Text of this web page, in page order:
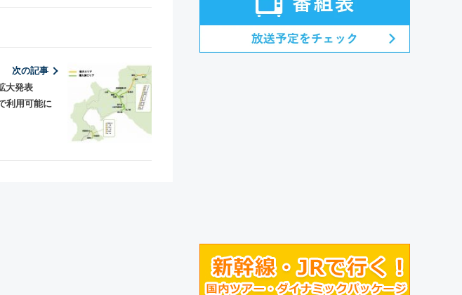
次の記事
大発表
利用可能に